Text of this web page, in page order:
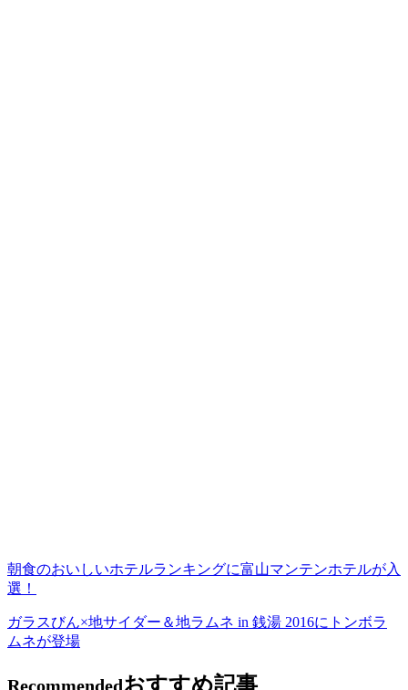
朝食のおいしいホテルランキングに富山マンテンホテルが入
選！
ガラスびん×地サイダー＆地ラムネ in 銭湯 2016にトンボラ
ムネが登場
Recommendedおすすめ記事